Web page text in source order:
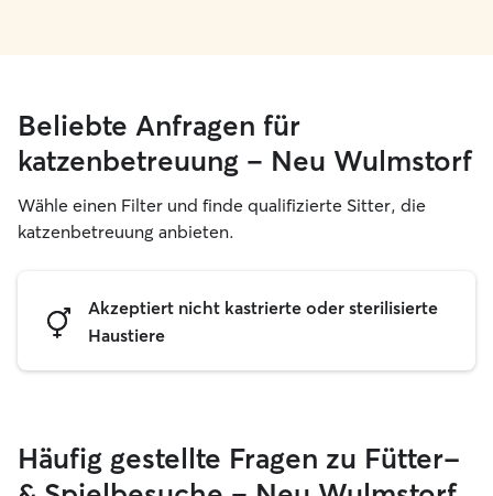
Beliebte Anfragen für
katzenbetreuung – Neu Wulmstorf
Wähle einen Filter und finde qualifizierte Sitter, die
katzenbetreuung anbieten.
Akzeptiert nicht kastrierte oder sterilisierte
Haustiere
Häufig gestellte Fragen zu Fütter-